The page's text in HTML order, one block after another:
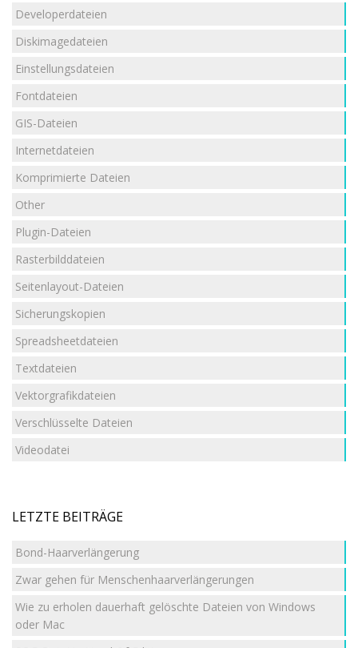
Developerdateien
Diskimagedateien
Einstellungsdateien
Fontdateien
GIS-Dateien
Internetdateien
Komprimierte Dateien
Other
Plugin-Dateien
Rasterbilddateien
Seitenlayout-Dateien
Sicherungskopien
Spreadsheetdateien
Textdateien
Vektorgrafikdateien
Verschlüsselte Dateien
Videodatei
LETZTE BEITRÄGE
Bond-Haarverlängerung
Zwar gehen für Menschenhaarverlängerungen
Wie zu erholen dauerhaft gelöschte Dateien von Windows
oder Mac